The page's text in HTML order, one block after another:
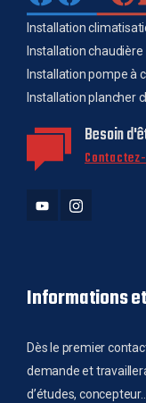
Installation
Installation chaudière
Installation pompe à
Installation plancher
Besoin
Informations
Dès le premier
demande et
d’études,